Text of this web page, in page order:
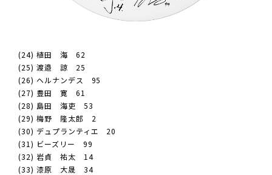
(24) 植田 海 62
(25) 渡邉 諒 25
(26) ヘルナンデス 95
(27) 豊田 寛 61
(28) 島田 海吏 53
(29) 梅野 隆太郎 2
(30) デュプランティエ 20
(31) ビーズリー 99
(32) 岩貞 祐太 14
(33) 漆原 大晟 34